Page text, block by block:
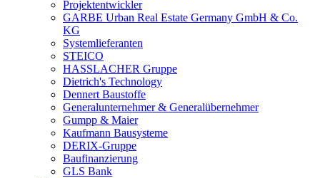
Projektentwickler
GARBE Urban Real Estate Germany GmbH & Co.
KG
Systemlieferanten
STEICO
HASSLACHER Gruppe
Dietrich's Technology
Dennert Baustoffe
Generalunternehmer & Generalübernehmer
Gumpp & Maier
Kaufmann Bausysteme
DERIX-Gruppe
Baufinanzierung
GLS Bank